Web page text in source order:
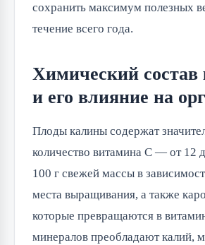
сохранить максимум полезных
течение всего года.
Химический
и его влияние на
Плоды калины содержат
количество витамина C — от 12
100 г свежей массы в
места выращивания, а также
которые превращаются в
минералов преобладают калий,